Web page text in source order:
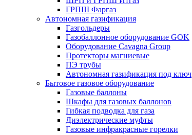
ГРПШ Фаргаз
Автономная газификация
Газгольдеры
Газобаллонное оборудование GOK
Оборудование Cavagna Group
Протекторы магниевые
ПЭ трубы
Автономная газификация под ключ
Бытовое газовое оборудование
Газовые баллоны
Шкафы для газовых баллонов
Гибкая подводка для газа
Диэлектрические муфты
Газовые инфракрасные горелки